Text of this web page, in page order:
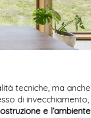
tecniche, ma anche
di invecchiamento,
e l’ambiente